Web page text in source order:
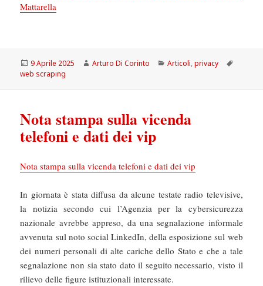
Mattarella
Scritto
il
9 Aprile 2025 Autore
Arturo Di Corinto Categorie
Articoli,privacy
web scraping
Nota stampa sulla vicenda
telefoni e dati dei vip
Nota stampa sulla vicenda telefoni e dati dei vip
In giornata è stata diffusa da alcune testate radio televisive,
la notizia secondo cui l’Agenzia per la cybersicurezza
nazionale avrebbe appreso, da una segnalazione informale
avvenuta sul noto social LinkedIn, della esposizione sul web
dei numeri personali di alte cariche dello Stato e che a tale
segnalazione non sia stato dato il seguito necessario, visto il
rilievo delle figure istituzionali interessate.